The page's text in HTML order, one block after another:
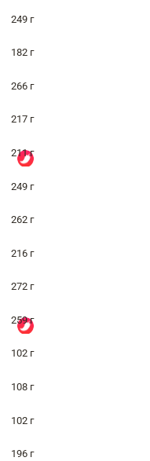
249 г
182 г
266 г
217 г
211 г
249 г
262 г
216 г
272 г
259 г
102 г
108 г
102 г
196 г